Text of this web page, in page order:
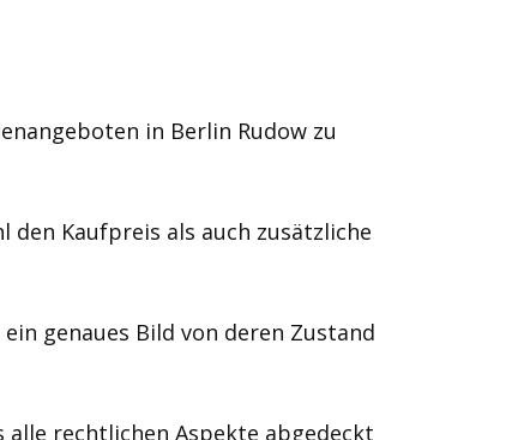
in Berlin Rudow zu
den Kaufpreis als auch zusätzliche
genaues Bild von deren Zustand
alle rechtlichen Aspekte abgedeckt